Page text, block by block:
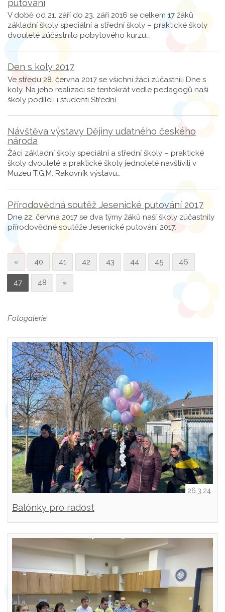
putování
V době od 21. září do 23. září 2016 se celkem 17 žáků
základní školy speciální a střední školy – praktické školy
dvouleté zúčastnilo pobytového kurzu…
Den s koly 2017
Ve středu 28. června 2017 se všichni žáci zúčastnili Dne s
koly. Na jeho realizaci se tentokrát vedle pedagogů naší
školy podíleli i studenti Střední…
Návštěva výstavy Dějiny udatného českého
národa
Žáci základní školy speciální a střední školy – praktické
školy dvouleté a praktické školy jednoleté navštívili v
Muzeu T.G.M. Rakovník výstavu…
Přírodovědná soutěž Jesenické putování 2017
Dne 22. června 2017 se dva týmy žáků naší školy zúčastnily
přírodovědné soutěže Jesenické putování 2017.
« 40 41 42 43 44 45 46
47 48 »
Fotogalerie
26.3.24
Balónky pro radost